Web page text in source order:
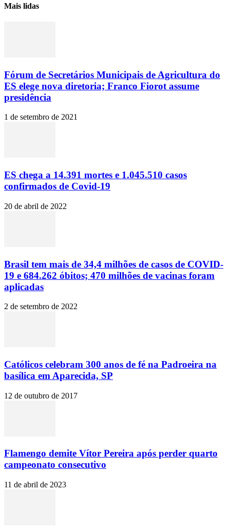
Mais lidas
Fórum de Secretários Municipais de Agricultura do
ES elege nova diretoria; Franco Fiorot assume
presidência
1 de setembro de 2021
ES chega a 14.391 mortes e 1.045.510 casos
confirmados de Covid-19
20 de abril de 2022
Brasil tem mais de 34,4 milhões de casos de COVID-
19 e 684.262 óbitos; 470 milhões de vacinas foram
aplicadas
2 de setembro de 2022
Católicos celebram 300 anos de fé na Padroeira na
basílica em Aparecida, SP
12 de outubro de 2017
Flamengo demite Vítor Pereira após perder quarto
campeonato consecutivo
11 de abril de 2023